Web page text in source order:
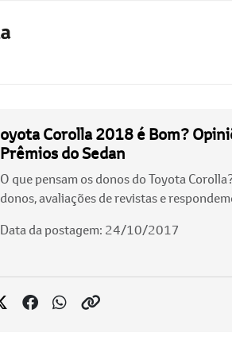
oyota Corolla 2018 é Bom?
Prêmios do Sedan
O que pensam os donos do Toyota
donos, avaliações de revistas e
Data da postagem: 24/10/2017